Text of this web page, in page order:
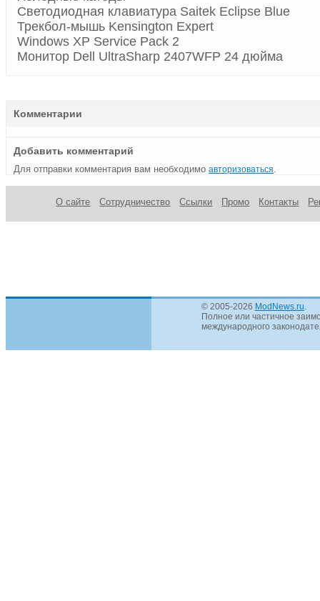
Светодиодная клавиатура Saitek Eclipse Blue
Трекбол-мышь Kensington Expert
Windows XP Service Pack 2
Монитор Dell UltraSharp 2407WFP 24 дюйма
Комментарии
Добавить комментарий
Для отправки комментария вам необходимо авторизоваться
О сайте Сотрудничество Ссылки Промо Контакты
© 2005-2026 ModNews.ru
Полное или частичное
международного